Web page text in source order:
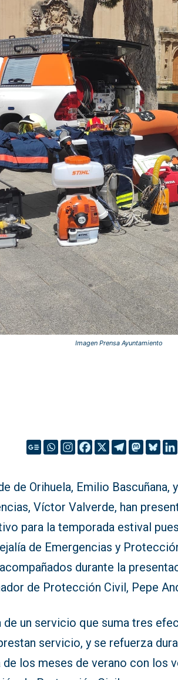
Imagen Prensa Ayuntamiento
de Orihuela, Emilio Bascuñana,
Víctor Valverde, han
para la temporada estival
de Emergencias y
durante la
de Protección Civil, Pepe
de un servicio que suma tres
servicio, y se refuerza
de los meses de verano con los